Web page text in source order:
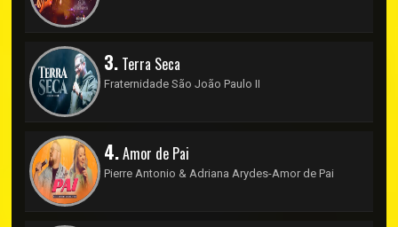
3. Terra Seca
Fraternidade São João Paulo II
4.Amor de Pai
Pierre Antonio & Adriana Arydes-Amor de Pai